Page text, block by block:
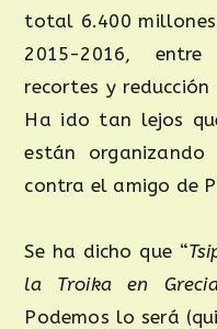
total 6.400
2015-2016,
recortes y
Ha ido tan lejos
están organizando
contra el amigo de
Se ha dicho que “
la Troika en
Podemos lo será